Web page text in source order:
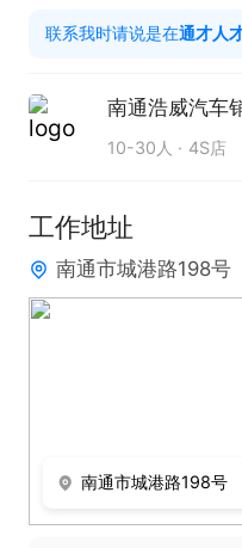
1、市场营销等相关专
者优先；
3、具有丰富的客户资
人际沟通、协调能力，
5、有较强的事业心，
联系我时请说是在通才人
南通浩威汽车
10-30人 4S店
工作地址
南通市城港路198号
南通市城港路198号